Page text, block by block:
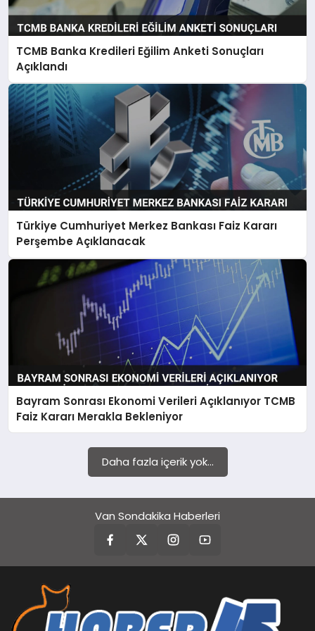
TCMB Banka Kredileri Eğilim Anketi Sonuçları
Açıklandı
Türkiye Cumhuriyet Merkez Bankası Faiz Kararı
Perşembe Açıklanacak
Bayram Sonrası Ekonomi Verileri Açıklanıyor TCMB
Faiz Kararı Merakla Bekleniyor
Daha fazla içerik yok...
Van Sondakika Haberleri